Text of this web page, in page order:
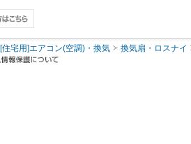
[住宅用]エアコン(空調)・換気 換気扇・ロスナイ